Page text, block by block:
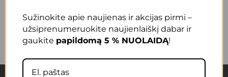
Nepavyksta rasti, pabandykite dar karta.
Sužinokite apie naujienas ir akcijas pirmi –
užsiprenumeruokite naujienlaiškį dabar ir
gaukite papildomą 5 % NUOLAIDĄ!